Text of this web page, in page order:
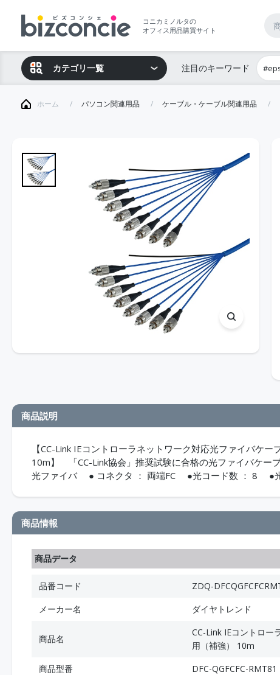
コニカミノルタの
オフィス用品購買サイト
カテゴリ一覧 注目のキーワード
ホーム パソコン関連用品 ケーブル・ケーブル関連用品
商品説明
【CC-Link IEコントローラネットワーク対応光ファイバケ
10m】 「CC-Link協会」推奨試験に合格の光ファイバケ
光ファイバ ● コネクタ ： 両端FC ●光コード数 ： 8 ●光
商品情報
商品データ
品番コード
ZDQ-
メーカー名
ダイヤトレンド
商品名
CC-Link IEコントロー
用（補強） 10m
商品型番
DFC-QGFCFC-RMT81